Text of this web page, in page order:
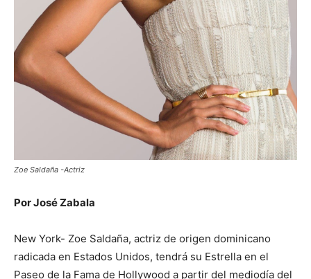
Zoe Saldaña -Actriz
Por José Zabala
New York- Zoe Saldaña, actriz de origen dominicano
radicada en Estados Unidos, tendrá su Estrella en el
Paseo de la Fama de Hollywood a partir del mediodía del